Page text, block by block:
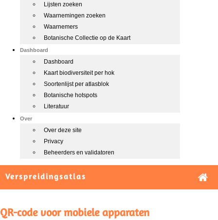
Lijsten zoeken
Waarnemingen zoeken
Waarnemers
Botanische Collectie op de Kaart
Dashboard
Dashboard
Kaart biodiversiteit per hok
Soortenlijst per atlasblok
Botanische hotspots
Literatuur
Over
Over deze site
Privacy
Beheerders en validatoren
Verspreidingsatlas
QR-code voor mobiele apparaten